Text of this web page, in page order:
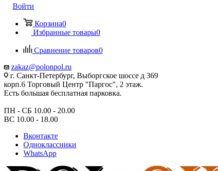
Войти
Корзина0
Избранные товары0
Сравнение товаров0
zakaz@polonpol.ru
г. Санкт-Петербург, Выборгское шоссе д 369
корп.6 Торговый Центр "Паргос", 2 этаж.
Есть большая бесплатная парковка.
ПН - СБ 10.00 - 20.00
ВС 10.00 - 18.00
Вконтакте
Одноклассники
WhatsApp